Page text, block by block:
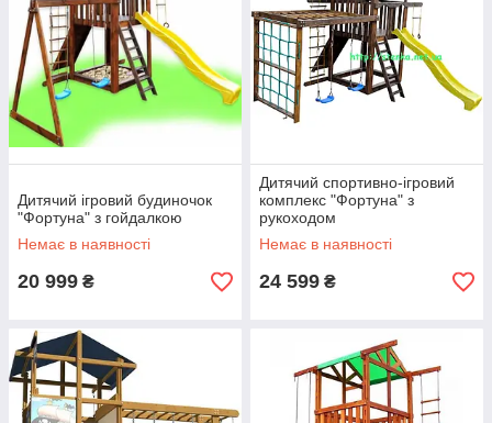
Дитячий ігровий будиночок
"Фортуна" з гойдалкою
Немає в наявності
20 999 ₴
Дитячий спортивно-ігровий
комплекс "Фортуна" з
рукоходом
Немає в наявності
24 599 ₴